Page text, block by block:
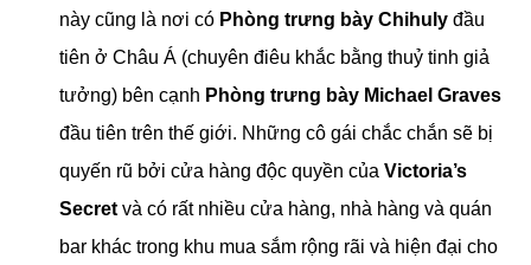
này cũng là nơi có Phòng trưng bày Chihuly đầu
tiên ở Châu Á (chuyên điêu khắc bằng thuỷ tinh giả
tưởng) bên cạnh Phòng trưng bày Michael Graves
đầu tiên trên thế giới. Những cô gái chắc chắn sẽ bị
quyến rũ bởi cửa hàng độc quyền của Victoria’s
Secret và có rất nhiều cửa hàng, nhà hàng và quán
bar khác trong khu mua sắm rộng rãi và hiện đại cho